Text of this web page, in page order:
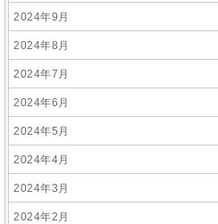
2024年9月
2024年8月
2024年7月
2024年6月
2024年5月
2024年4月
2024年3月
2024年2月